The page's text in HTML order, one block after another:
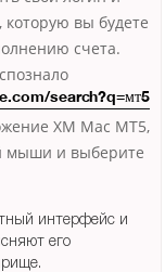
вы будете
счета.
search?q=мт5
ХМ Mac MT5,
мыши и выберите
интерфейс и
его